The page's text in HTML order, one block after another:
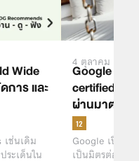
Wide
การ และ
ช่นเดิม
ะเด็นใน
4 ตุลาคม 2021
Google แส
certified’ โ
ผ่านมาตรฐ
Google เปิดตัว
เป็นมิตรต่อสิ่งแ